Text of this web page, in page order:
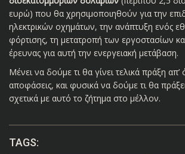
ευρώ) που θα χρησιμοποιηθούν για την
ηλεκτρικών οχημάτων, την ανάπτυξη ενός
φόρτισης, τη μετατροπή των εργοστασίων
έρευνας για αυτή την ενεργειακή μετάβαση.
Μένει να δούμε τι θα γίνει τελικά πράξη απ’
αποφάσεις, και φυσικά να δούμε τι θα
σχετικά με αυτό το ζήτημα στο μέλλον.
TAGS: